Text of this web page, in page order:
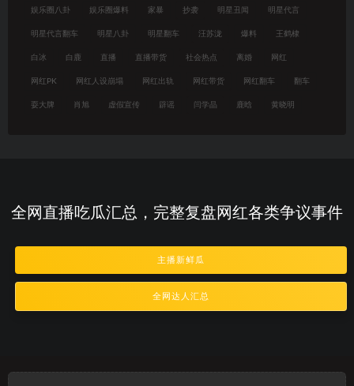
娱乐圈八卦 娱乐圈爆料 家暴 抄袭 明星丑闻 明星代言
明星代言翻车 明星八卦 明星翻车 汪苏泷 爆料 王鹤棣
白冰 白鹿 直播 直播带货 社会热点 离婚 网红
网红PK 网红人设崩塌 网红出轨 网红带货 网红翻车 翻车
耍大牌 肖旭 虚假宣传 辟谣 闫学晶 鹿晗 黄晓明
全网直播吃瓜汇总，完整复盘网红各类争议事件
主播新鲜瓜
全网达人汇总